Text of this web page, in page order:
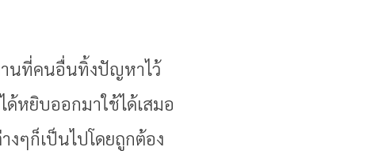
านที่คนอื่นทิ้งปัญหาไว้
หยิบออกมาใช้ได้เสมอ
งๆก็เป็นไปโดยถูกต้อง